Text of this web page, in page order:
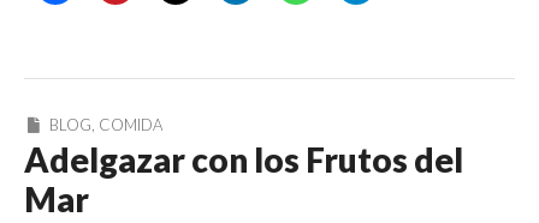
BLOG, COMIDA
Adelgazar con los Frutos del
Mar